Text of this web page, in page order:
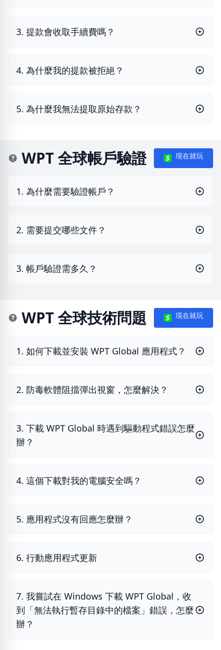
3. 提款會收取手續費嗎？
4. 為什麼我的提款被拒絕？
5. 為什麼我無法提取原始存款？
WPT 全球帳戶驗證 現在就玩
1. 為什麼需要驗證帳戶？
2. 需要提交哪些文件？
3. 帳戶驗證需多久？
WPT 全球技術問題 現在就玩
1. 如何下載並安裝 WPT Global 應用程式？
2. 防毒軟體阻擋彈出視窗，怎麼解決？
3. 下載 WPT Global 時遇到驅動程式錯誤怎麼
辦？
4. 這個下載對我的電腦安全嗎？
5. 應用程式沒有回應怎麼辦？
6. 行動應用程式更新
7. 我嘗試在 Windows 下載 WPT Global，收
到「無法執行暫存目錄中的檔案」錯誤，怎麼
辦？